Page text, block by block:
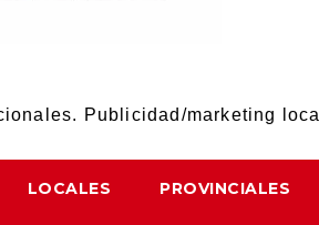
Publicidad/marketing local
LOCALES PROVINCIALES